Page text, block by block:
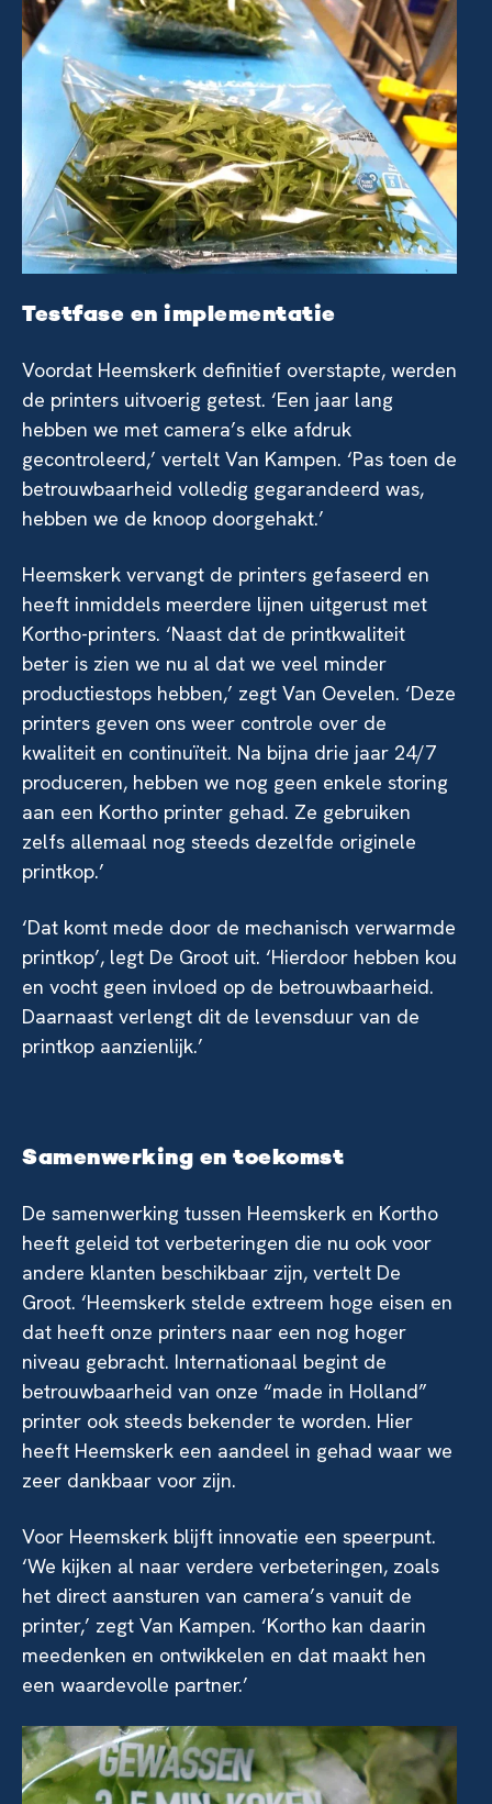
Testfase en implementatie
Voordat Heemskerk definitief overstapte, werden
de printers uitvoerig getest. ‘Een jaar lang
hebben we met camera’s elke afdruk
gecontroleerd,’ vertelt Van Kampen. ‘Pas toen de
betrouwbaarheid volledig gegarandeerd was,
hebben we de knoop doorgehakt.’
Heemskerk vervangt de printers gefaseerd en
heeft inmiddels meerdere lijnen uitgerust met
Kortho-printers. ‘Naast dat de printkwaliteit
beter is zien we nu al dat we veel minder
productiestops hebben,’ zegt Van Oevelen. ‘Deze
printers geven ons weer controle over de
kwaliteit en continuïteit. Na bijna drie jaar 24/7
produceren, hebben we nog geen enkele storing
aan een Kortho printer gehad. Ze gebruiken
zelfs allemaal nog steeds dezelfde originele
printkop.’
‘Dat komt mede door de mechanisch verwarmde
printkop’, legt De Groot uit. ‘Hierdoor hebben kou
en vocht geen invloed op de betrouwbaarheid.
Daarnaast verlengt dit de levensduur van de
printkop aanzienlijk.’
Samenwerking en toekomst
De samenwerking tussen Heemskerk en Kortho
heeft geleid tot verbeteringen die nu ook voor
andere klanten beschikbaar zijn, vertelt De
Groot. ‘Heemskerk stelde extreem hoge eisen en
dat heeft onze printers naar een nog hoger
niveau gebracht. Internationaal begint de
betrouwbaarheid van onze “made in Holland”
printer ook steeds bekender te worden. Hier
heeft Heemskerk een aandeel in gehad waar we
zeer dankbaar voor zijn.
Voor Heemskerk blijft innovatie een speerpunt.
‘We kijken al naar verdere verbeteringen, zoals
het direct aansturen van camera’s vanuit de
printer,’ zegt Van Kampen. ‘Kortho kan daarin
meedenken en ontwikkelen en dat maakt hen
een waardevolle partner.’